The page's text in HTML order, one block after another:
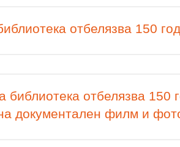
отбелязва 150
библиотека отбелязва
документален филм и